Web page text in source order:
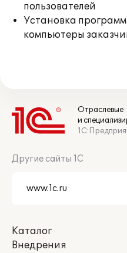
пользователей
Установка
компьютеры
Отраслевые
и
Другие сайты 1С
Каталог
Внедрения